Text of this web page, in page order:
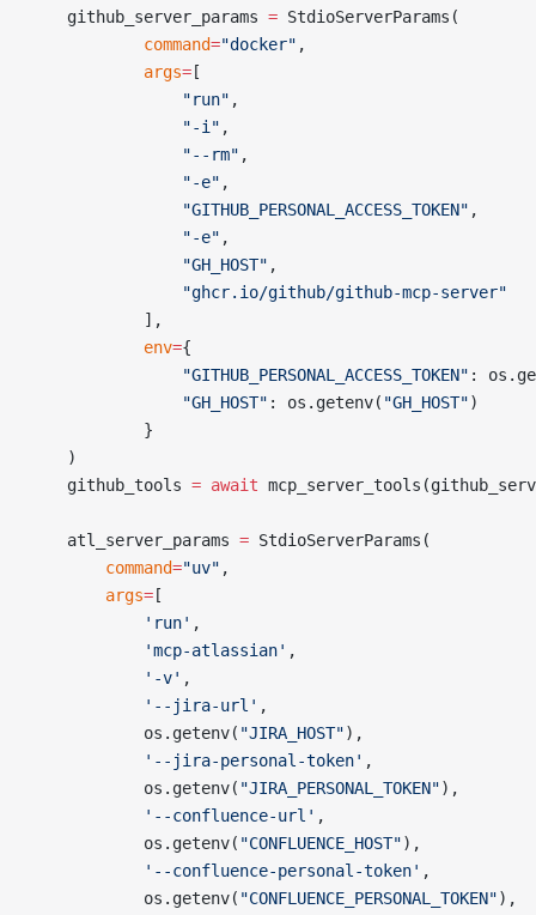
    github_server_params
= StdioServerParams(
            command
="docker" ,
            args
= [
                "run"
,
                "-i"
,
                "--rm"
,
                "-e"
,
                "GITHUB_PERSONAL_ACCESS_TOKEN"
,
                "-e"
,
                "GH_HOST"
,
                "ghcr.io/github/github-mcp-server"
            ],
            env
={
                "GITHUB_PERSONAL_ACCESS_TOKEN"
:
                "GH_HOST"
: os.getenv( "GH_HOST")
            }
    )
    github_tools
= await
    atl_server_params
= StdioServerParams(
        command
="uv" ,
        args
= [
            'run'
,
            'mcp-atlassian'
,
            '-v'
,
            '--jira-url'
,
            os.getenv(
"JIRA_HOST"),
            '--jira-personal-token'
,
            os.getenv(
"JIRA_PERSONAL_TOKEN"),
            '--confluence-url'
,
            os.getenv(
"CONFLUENCE_HOST"),
            '--confluence-personal-token'
,
            os.getenv(
"CONFLUENCE_PERSONAL_TOKEN"),